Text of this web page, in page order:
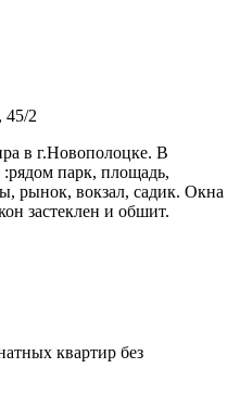
45/2
в г.Новополоцке. В
парк, площадь,
рынок, вокзал, садик. Окна
застеклен и обшит.
квартир без